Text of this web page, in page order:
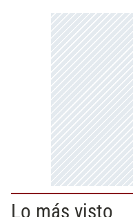
Lo más visto